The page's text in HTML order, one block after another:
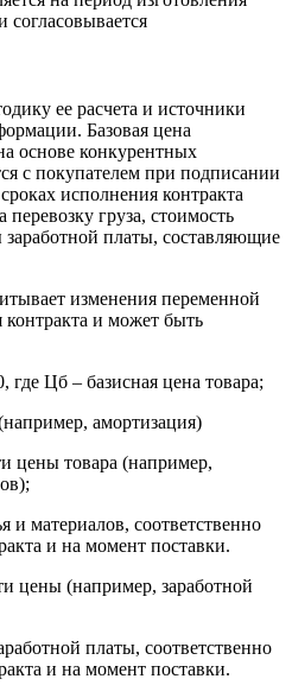
согласовывается
ее расчета и источники
Базовая цена
основе конкурентных
с покупателем при подписании
исполнения контракта
груза, стоимость
платы, составляющие
изменения переменной
контракта и может быть
Цб – базисная цена товара;
амортизация)
цены товара (например,
материалов, соответственно
и на момент поставки.
цены (например, заработной
платы, соответственно
и на момент поставки.